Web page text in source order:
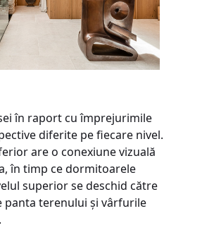
în raport cu împrejurimile
diferite pe fiecare nivel.
are o conexiune vizuală
în timp ce dormitoarele
superior se deschid către
panta terenului și vârfurile